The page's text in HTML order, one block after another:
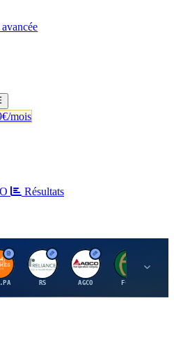
mois
Résultats
R
RS
A
AGCO FCFS